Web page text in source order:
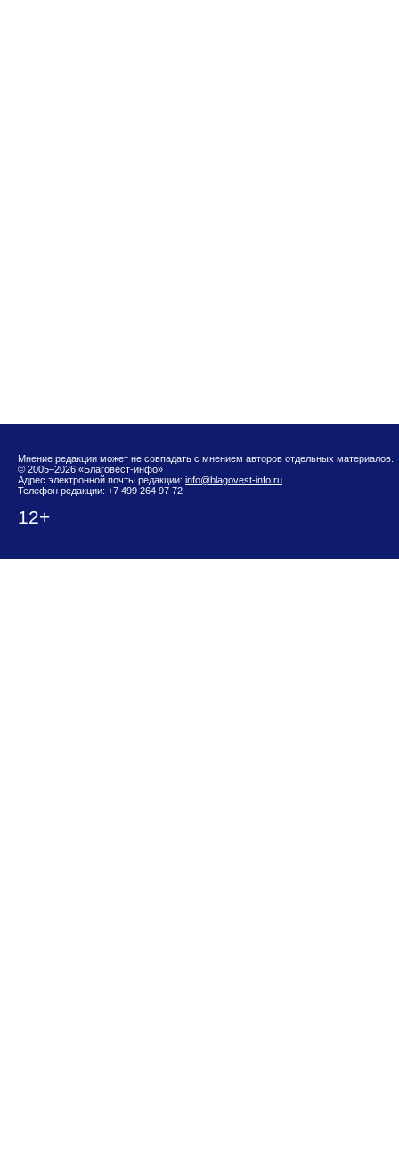
Мнение редакции может не совпадать с мнением авторов отдельных материалов.
© 2005–2026 «Благовест-инфо»
Адрес электронной почты редакции: info@blagovest-info.ru
Телефон редакции: +7 499 264 97 72
12+